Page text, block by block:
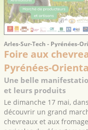
Arles-Sur-Tech - Pyrénées-
Foire aux
Pyrénées-
Une belle
et leurs produits
Le dimanche 17 mai,
découvrir un grand
chevreaux et aux